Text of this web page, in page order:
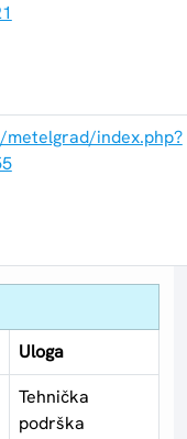
index.php?
Uloga
Tehnička
podrška